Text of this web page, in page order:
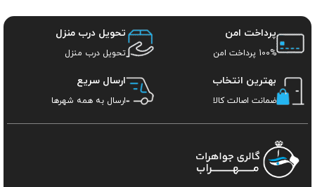
پرداخت امن
100% پرداخت امن
تحویل درب منزل
تحویل درب منزل
بهترین انتخاب
ضمانت اصالت کالا
ارسال سریع
ارسال به همه شهرها